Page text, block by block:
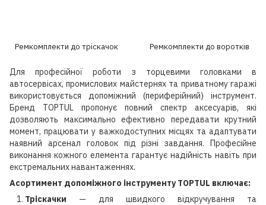
Для професійної роботи з торцевими головками в
автосервісах, промислових майстернях та приватному гаражі
використовується допоміжний (периферійний) інструмент.
Бренд TOPTUL пропонує повний спектр аксесуарів, які
дозволяють максимально ефективно передавати крутний
момент, працювати у важкодоступних місцях та адаптувати
наявний арсенал головок під різні завдання. Професійне
виконання кожного елемента гарантує надійність навіть при
екстремальних навантаженнях.
Асортимент допоміжного інструменту TOPTUL включає:
Тріскачки — для швидкого відкручування та
Ремкомплекти до тріскачок Ремкомплекти до воротків